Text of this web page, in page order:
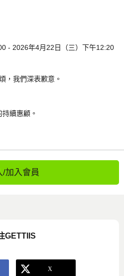
- 2026年4月22日（三）下午12:20
，我們深表歉意。
續惠顧。
/加入會員
GETTIIS